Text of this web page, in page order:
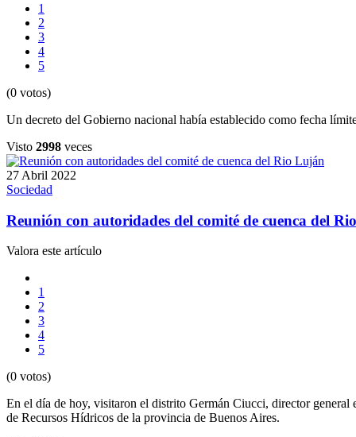
1
2
3
4
5
(0 votos)
Un decreto del Gobierno nacional había establecido como fecha
Visto 2998 veces
27 Abril 2022
Sociedad
Reunión con autoridades del comité de cuenca del
Valora este artículo
1
2
3
4
5
(0 votos)
En el día de hoy, visitaron el distrito Germán Ciucci, director
de Recursos Hídricos de la provincia de Buenos Aires.